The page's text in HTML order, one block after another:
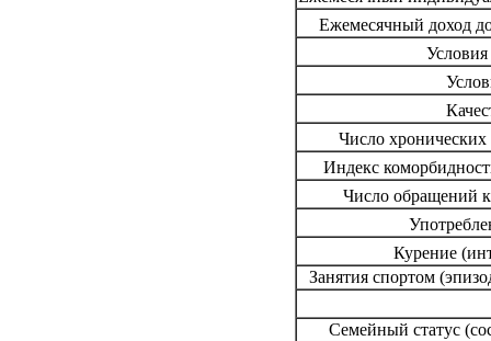
Ежемесячный доход
Число хронических
Индекс
Число обращений к
Курение
Занятия спортом
Семейный статус